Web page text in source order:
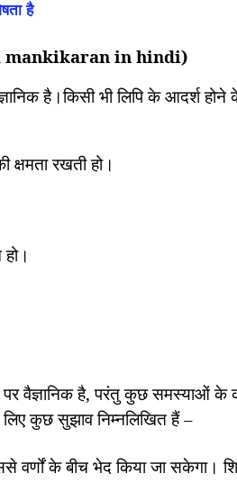
है
mankikaran in hindi)
है।किसी भी लिपि के आदर्श होने
क्षमता रखती हो।
वैज्ञानिक है,परंतु कुछ समस्याओं के
कुछ सुझाव निम्नलिखित हैं –
वर्णों के बीच भेद किया जा सकेगा।